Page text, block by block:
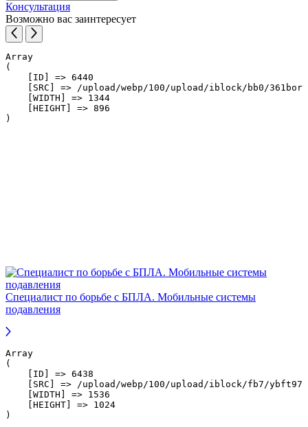
Консультация
Возможно вас заинтересует
Array
(
    [ID] => 6440
[SRC] => /upload/webp/100/upload/iblock/bb0/
    [WIDTH] => 1344
    [HEIGHT] => 896
Специалист по борьбе с БПЛА. Мобильные системы
подавления
Array
(
    [ID] => 6438
[SRC] => /upload/webp/100/upload/iblock/fb7/
    [WIDTH] => 1536
    [HEIGHT] => 1024